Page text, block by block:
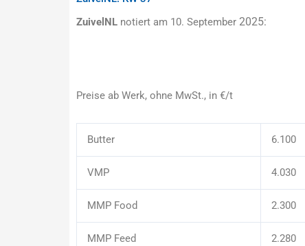
ZuivelNL notiert am 10. September 2025:
Preise ab Werk, ohne MwSt., in €/t
Butter 6.100
VMP 4.030
MMP Food 2.300
MMP Feed 2.280